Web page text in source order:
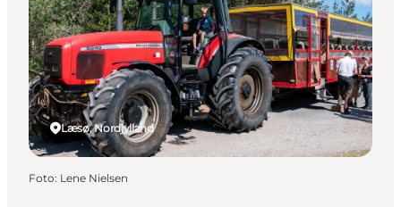
Læsø, Nordjylland
Foto: Lene Nielsen